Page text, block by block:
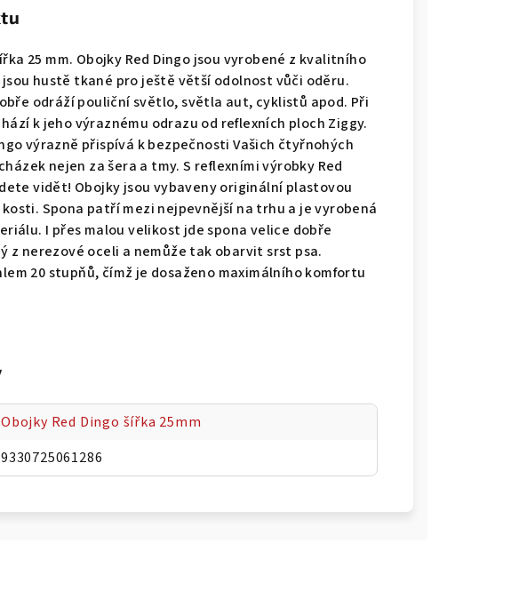
25 mm. Obojky Red Dingo jsou vyrobené z kvalitního
hustě tkané pro ještě větší odolnost vůči oděru.
odráží pouliční světlo, světla aut, cyklistů apod. Při
k jeho výraznému odrazu od reflexních ploch Ziggy.
výrazně přispívá k bezpečnosti Vašich čtyřnohých
nejen za šera a tmy. S reflexními výrobky Red
vidět! Obojky jsou vybaveny originální plastovou
Spona patří mezi nejpevnější na trhu a je vyrobená
I přes malou velikost jde spona velice dobře
z nerezové oceli a nemůže tak obarvit srst psa.
20 stupňů, čímž je dosaženo maximálního komfortu
Obojky Red Dingo šířka 25mm
9330725061286